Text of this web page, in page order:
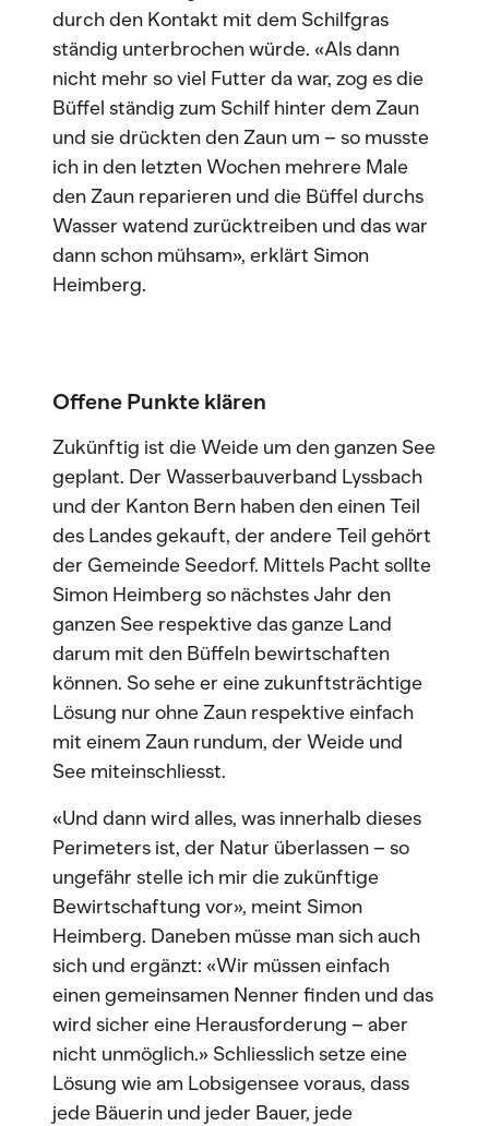
durch den Kontakt mit dem Schilfgras
ständig unterbrochen würde. «Als dann
nicht mehr so viel Futter da war, zog es die
Büffel ständig zum Schilf hinter dem Zaun
und sie drückten den Zaun um – so musste
ich in den letzten Wochen mehrere Male
den Zaun reparieren und die Büffel durchs
Wasser watend zurücktreiben und das war
dann schon mühsam», erklärt Simon
Heimberg.
Offene Punkte klären
Zukünftig ist die Weide um den ganzen See
geplant. Der Wasserbauverband Lyssbach
und der Kanton Bern haben den einen Teil
des Landes gekauft, der andere Teil gehört
der Gemeinde Seedorf. Mittels Pacht sollte
Simon Heimberg so nächstes Jahr den
ganzen See respektive das ganze Land
darum mit den Büffeln bewirtschaften
können. So sehe er eine zukunftsträchtige
Lösung nur ohne Zaun respektive einfach
mit einem Zaun rundum, der Weide und
See miteinschliesst.
«Und dann wird alles, was innerhalb dieses
Perimeters ist, der Natur überlassen – so
ungefähr stelle ich mir die zukünftige
Bewirtschaftung vor», meint Simon
Heimberg. Daneben müsse man sich auch
sich und ergänzt: «Wir müssen einfach
einen gemeinsamen Nenner finden und das
wird sicher eine Herausforderung – aber
nicht unmöglich.» Schliesslich setze eine
Lösung wie am Lobsigensee voraus, dass
jede Bäuerin und jeder Bauer, jede